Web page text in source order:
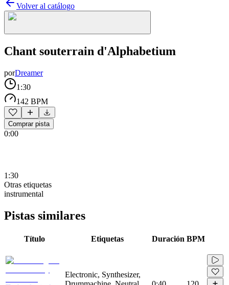
Volver al catálogo
Chant souterrain d'Alphabetium
porDreamer
1:30
142 BPM
Comprar pista
0:00
1:30
Otras etiquetas
instrumental
Pistas similares
Título Etiquetas Duración BPM
Electronic, Synthesizer,